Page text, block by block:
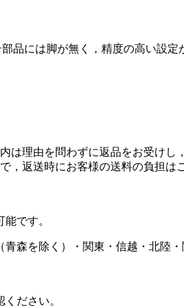
には脚が無く，精度の高い設定
理由を問わずに返品をお受けし
返送時にお客様の送料の負担は
です。
森を除く）・関東・信越・北陸
ださい。